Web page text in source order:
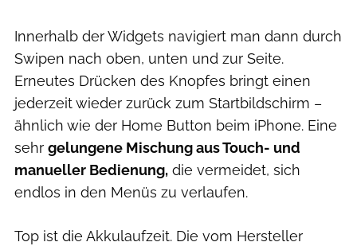
Innerhalb der Widgets navigiert man dann durch
Swipen nach oben, unten und zur Seite.
Erneutes Drücken des Knopfes bringt einen
jederzeit wieder zurück zum Startbildschirm –
ähnlich wie der Home Button beim iPhone. Eine
sehr gelungene Mischung aus Touch- und
manueller Bedienung, die vermeidet, sich
endlos in den Menüs zu verlaufen.
Top ist die Akkulaufzeit. Die vom Hersteller